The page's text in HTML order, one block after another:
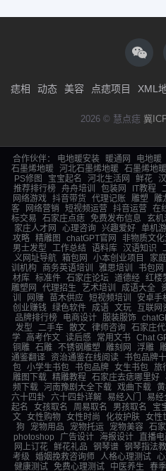
痣相 动态 美容 点痣项目 XML
2026 © 慧点痣 冀
合作伙伴： 电地暖安装 暖通网 电地暖
石墨烯地暖
河北石墨烯地暖 石墨烯地暖
PS修图
宝宝起名 河北生活网 鲜花
推荐排行榜
舟舟培训 包装网 IT教程
网络游戏 抖音带货 代理记账 雕塑 雕
客
网络营销 短视频运营 抖音运营 在
标交易
石家庄点痣 免费发布信息 玄机
家庄人才网
心理咨询 兴趣爱好 单机
攻略 精雕图 chatGPT官网 非物质文化
男士发型
工作总结 语料库 汉语知识
义网址导航 箱包网 小本创业项目 家
训机构
商务英语培训 雅思培训 书包网
材库
标准件 石家庄论坛 道德经 红楼
雕塑网
代理招生 艺术培训 成语大全
训
网赚 苗木供应 短视频培训 安卓手
创业赚钱
绿色软件 成语 文玩 互联网
品牌排行榜
电商设计 服装服饰
发型
二手车 散文 律师咨询 石家庄
学 高考作文 读后感 常用文书 Chat
铜雕 石雕 不锈钢雕塑 雕刻网 浮雕
通鉴翻译
资治通鉴在线阅读 书包品牌
包 小学生书包 书包品牌 女生书包 旅
雕图下载 精雕教程 石家庄去痣哪里好
频下载
河南豫剧大全下载 戏曲下载
六十四卦
六十四卦详解 易经入门 易经
起名
女孩取名 周易取名 男孩取名 宝
文 女性购物 女性时尚 化妆护肤 女性
狗
宠物用品 宠物托运 宠物美容 石
photoshop
广告设计 海报设计 直播电
网上订花 鲜花礼品 钢琴谱 钢琴指法
考级
婚姻挽救咨询师 人格心理测试
健康测试
免费心理测试 中医养生 春